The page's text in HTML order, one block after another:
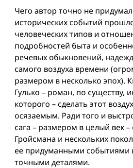
Чего автор точно не придумал
исторических событий
человеческих типов и
подробностей быта и
речевых обыкновений,
самого воздуха времени
размером в несколько эпох).
Гулько – роман, по существу,
которого – сделать этот
осязаемым. Ради того и
сага – размером в целый век
Гройсмана и нескольких
ее придуманными событиями
точными деталями.